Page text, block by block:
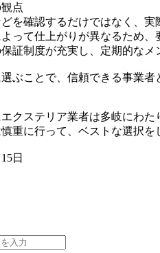
点
を確認するだけではなく、
って仕上がりが異なるため
証制度が充実し、定期的な
ぶことで、信頼できる事業者
クステリア業者は多岐にわ
重に行って、ベストな選択を
日